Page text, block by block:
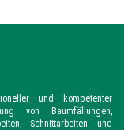
und kompetenter
von Baumfällungen,
Schnittarbeiten und